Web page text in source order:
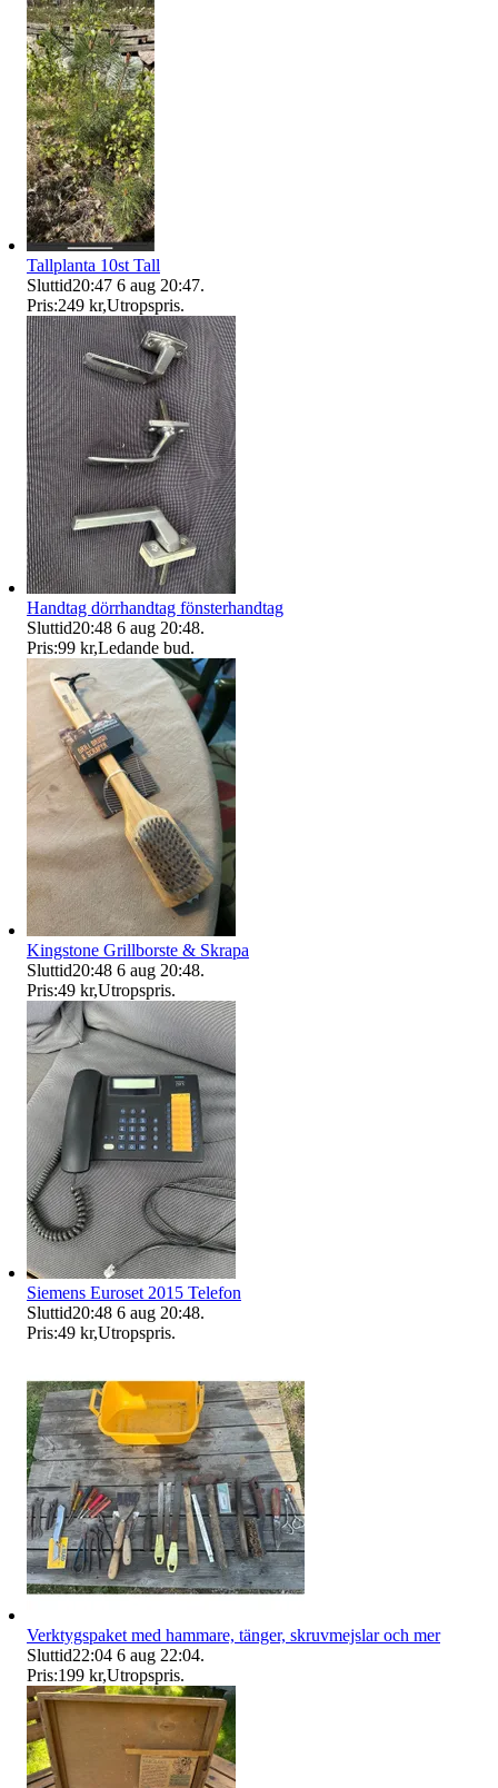
Tallplanta 10st Tall
Sluttid20:47 6 aug 20:47.
Pris:249 kr,Utropspris.
Handtag dörrhandtag fönsterhandtag
Sluttid20:48 6 aug 20:48.
Pris:99 kr,Ledande bud.
Kingstone Grillborste & Skrapa
Sluttid20:48 6 aug 20:48.
Pris:49 kr,Utropspris.
Siemens Euroset 2015 Telefon
Sluttid20:48 6 aug 20:48.
Pris:49 kr,Utropspris.
Verktygspaket med hammare, tänger, skruvmejslar och mer
Sluttid22:04 6 aug 22:04.
Pris:199 kr,Utropspris.